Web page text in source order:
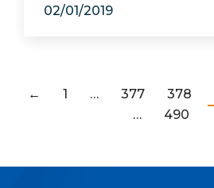
02/01/2019
← 1 … 377 378
…
490